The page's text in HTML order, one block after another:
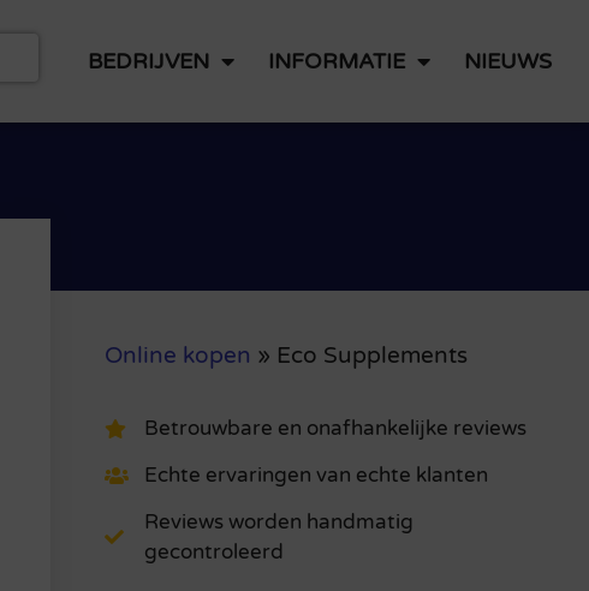
BEDRIJVEN INFORMATIE NIEUWS
Online kopen » Eco Supplements
Betrouwbare en onafhankelijke reviews
Echte ervaringen van echte klanten
Reviews worden handmatig
gecontroleerd